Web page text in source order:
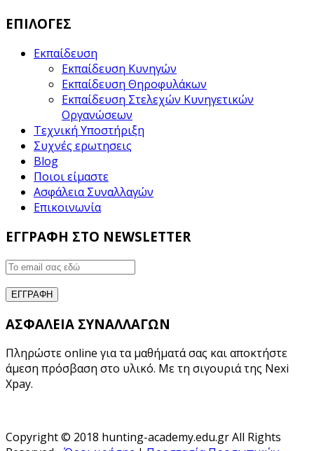
ΕΠΙΛΟΓΕΣ
Εκπαίδευση
Εκπαίδευση Κυνηγών
Εκπαίδευση Θηροφυλάκων
Εκπαίδευση Στελεχών Κυνηγετικών
Οργανώσεων
Τεχνική Υποστήριξη
Συχνές ερωτησεις
Blog
Ποιοι είμαστε
Ασφάλεια Συναλλαγών
Επικοινωνία
ΕΓΓΡΑΦΗ ΣΤΟ NEWSLETTER
ΑΣΦΑΛΕΙΑ ΣΥΝΑΛΛΑΓΩΝ
Πληρώστε online για τα μαθήματά σας και αποκτήστε
άμεση πρόσβαση στο υλικό. Με τη σιγουριά της Nexi
Xpay.
Copyright © 2018 hunting-academy.edu.gr All Rights